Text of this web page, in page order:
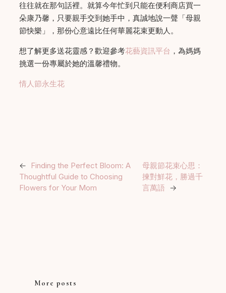
往往就在那句話裡。就算今年忙到只能在便利商店買一
朵康乃馨，只要親手交到她手中，真誠地說一聲「母親
節快樂」，那份心意遠比任何華麗花束更動人。
想了解更多送花靈感？歡迎參考花藝資訊平台 ，為媽媽
挑選一份專屬於她的溫馨禮物。
情人節永生花
←
Finding the Perfect Bloom: A
Thoughtful Guide to Choosing
Flowers for Your Mom
母親節花束心思：
揀對鮮花，勝過千
言萬語
→
More posts